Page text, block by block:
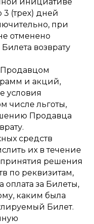
(трех) дней
при
отменено
возврату
Продавцом
и акций,
условия
числе льготы,
Продавца
средств
их в течение
решения
по реквизитам,
оплата за Билеты,
каким была
Билет.